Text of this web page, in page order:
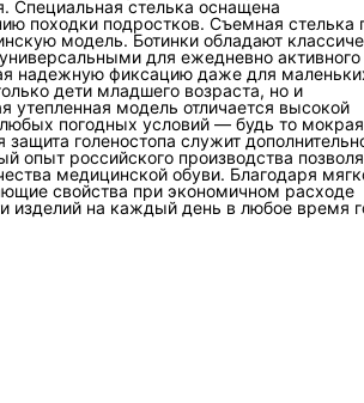
Специальная стелька оснащена
походки подростков. Съемная стелька
модель. Ботинки обладают
для ежедневно активного
надежную фиксацию даже для
дети младшего возраста, но и
модель отличается высокой
погодных условий — будь то мокрая
голеностопа служит
опыт российского производства
медицинской обуви. Благодаря
свойства при экономичном расходе
изделий на каждый день в любое время